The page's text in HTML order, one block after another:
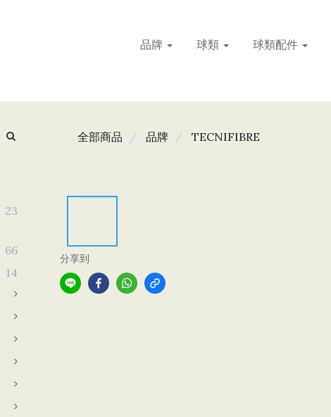
品牌 球類 球類配件
23
66
14
全部商品 品牌 TECNIFIBRE
分享到